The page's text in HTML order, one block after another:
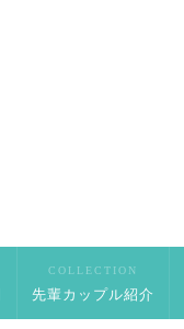
COLLECTION
先輩カップル紹介